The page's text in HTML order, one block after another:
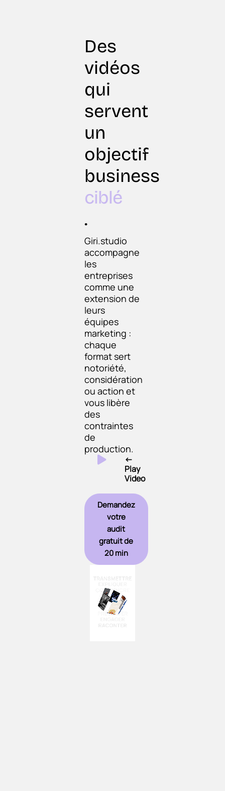
Des
vidéos
qui
servent
un
objectif
business
ciblé
.
Giri.studio
accompagne
les
entreprises
comme une
extension de
leurs
équipes
marketing :
chaque
format sert
notoriété,
considération
ou action et
vous libère
des
contraintes
de
production.
←
Play
Video
Demandez
votre
audit
gratuit de
20 min